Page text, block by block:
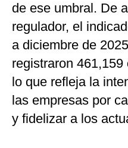
de ese umbral. De
regulador, el
a diciembre de
registraron
lo que refleja la
las empresas por
y fidelizar a los